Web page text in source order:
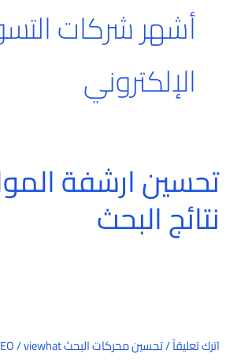
أشهر شركات
الإلكتروني
تحسين ارشفة
نتائج البحث
اترك تعليقاً/تحسين محركات البحث SEO /viewhat
تحسين
ارشفة
المواقع
في